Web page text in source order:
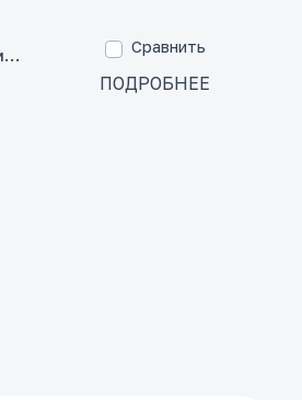
Сравнить
ПОДРОБНЕЕ